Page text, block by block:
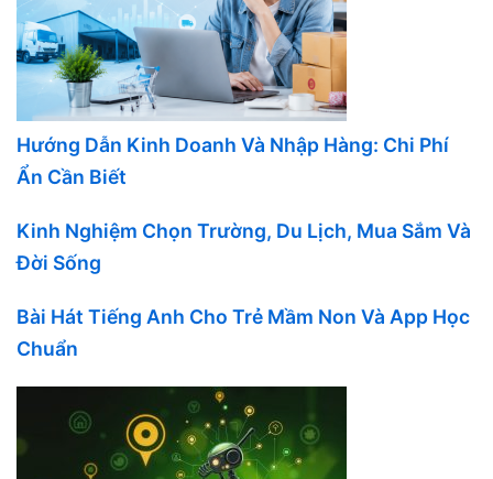
Hướng Dẫn Kinh Doanh Và Nhập Hàng: Chi Phí
Ẩn Cần Biết
Kinh Nghiệm Chọn Trường, Du Lịch, Mua Sắm Và
Đời Sống
Bài Hát Tiếng Anh Cho Trẻ Mầm Non Và App Học
Chuẩn